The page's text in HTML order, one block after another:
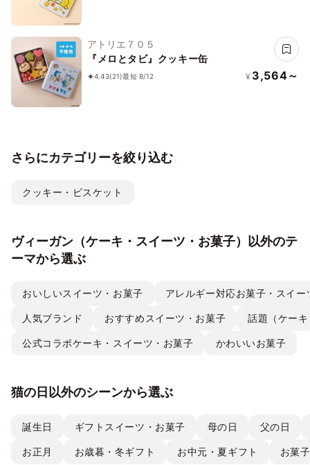
アトリエ７０５
『メロとタビ』クッキー缶
4.43(21)最短 8/12 ¥ 3,564～
さらにカテゴリーを絞り込む
クッキー・ビスケット
ヴィーガン（ケーキ・スイーツ・お菓子）以外のテ
ーマから選ぶ
おいしいスイーツ・お菓子 アレルギー対応お菓子・スイー
人気ブランド おすすめスイーツ・お菓子 話題（ケー
公式コラボケーキ・スイーツ・お菓子 かわいいお菓子
猫の日以外のシーンから選ぶ
誕生日 ギフトスイーツ・お菓子 母の日 父の日
お正月 お歳暮・冬ギフト お中元・夏ギフト お菓